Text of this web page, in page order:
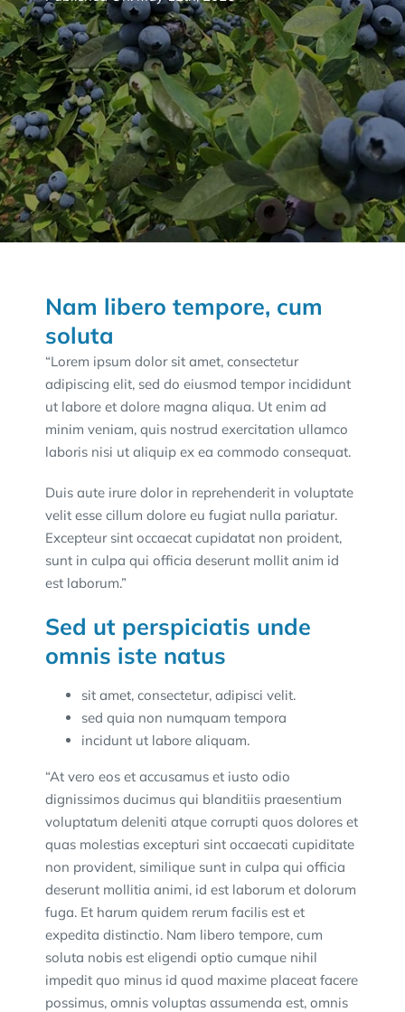
Nam libero tempore, cum
soluta
“Lorem ipsum dolor sit amet, consectetur
adipiscing elit, sed do eiusmod tempor incididunt
ut labore et dolore magna aliqua. Ut enim ad
minim veniam, quis nostrud exercitation ullamco
laboris nisi ut aliquip ex ea commodo consequat.
Duis aute irure dolor in reprehenderit in voluptate
velit esse cillum dolore eu fugiat nulla pariatur.
Excepteur sint occaecat cupidatat non proident,
sunt in culpa qui officia deserunt mollit anim id
est laborum.”
Sed ut perspiciatis unde
omnis iste natus
sit amet, consectetur, adipisci velit.
sed quia non numquam tempora
incidunt ut labore aliquam.
“At vero eos et accusamus et iusto odio
dignissimos ducimus qui blanditiis praesentium
voluptatum deleniti atque corrupti quos dolores et
quas molestias excepturi sint occaecati cupiditate
non provident, similique sunt in culpa qui officia
deserunt mollitia animi, id est laborum et dolorum
fuga. Et harum quidem rerum facilis est et
expedita distinctio. Nam libero tempore, cum
soluta nobis est eligendi optio cumque nihil
impedit quo minus id quod maxime placeat facere
possimus, omnis voluptas assumenda est, omnis